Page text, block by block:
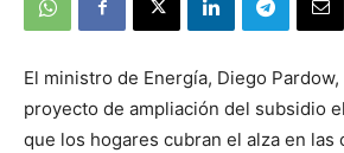
El ministro de Energía, Diego
proyecto de ampliación del subsidio
que los hogares cubran el alza en las